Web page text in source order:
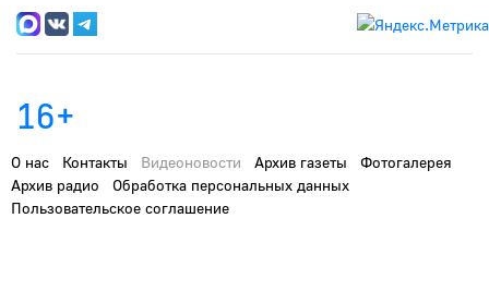
16+
О нас Контакты Видеоновости Архив газеты
Фотогалерея
Архив радио
Обработка персональных данных
Пользовательское соглашение